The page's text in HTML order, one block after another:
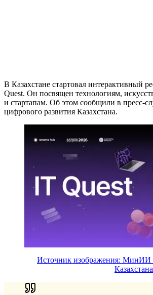
В Казахстане стартовал интерактивный
Quest. Он посвящен технологиям,
и стартапам. Об этом сообщили в
цифрового развития Казахстана.
Источник изображения: МинИИ
Казахстана